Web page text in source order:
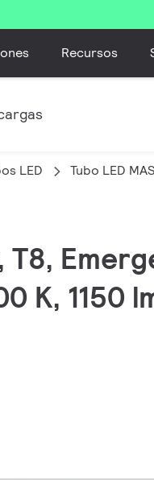
Recursos
LED Tubo LED
T8,
K, 1150